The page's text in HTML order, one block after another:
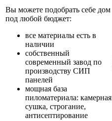
Вы можете подобрать себе дом
под любой бюджет:
все материалы есть в
наличии
собственный
современный завод по
производству СИП
панелей
мощная база
пиломатериала: камерная
сушка, строгание,
антисептирование